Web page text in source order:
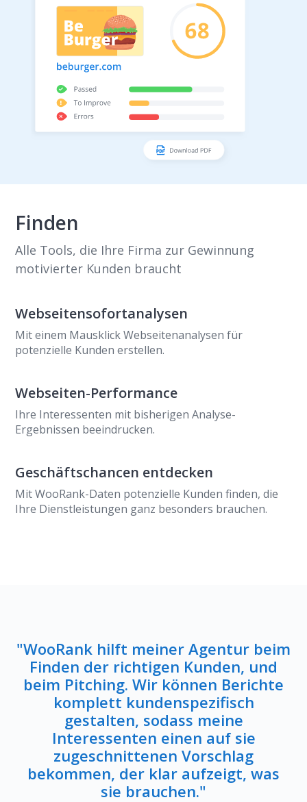
Finden
Alle Tools, die Ihre Firma zur Gewinnung
motivierter Kunden braucht
Webseitensofortanalysen
Mit einem Mausklick Webseitenanalysen für
potenzielle Kunden erstellen.
Webseiten-Performance
Ihre Interessenten mit bisherigen Analyse-
Ergebnissen beeindrucken.
Geschäftschancen entdecken
Mit WooRank-Daten potenzielle Kunden finden, die
Ihre Dienstleistungen ganz besonders brauchen.
"WooRank hilft meiner Agentur beim
Finden der richtigen Kunden, und
beim Pitching. Wir können Berichte
komplett kundenspezifisch
gestalten, sodass meine
Interessenten einen auf sie
zugeschnittenen Vorschlag
bekommen, der klar aufzeigt, was
sie brauchen."